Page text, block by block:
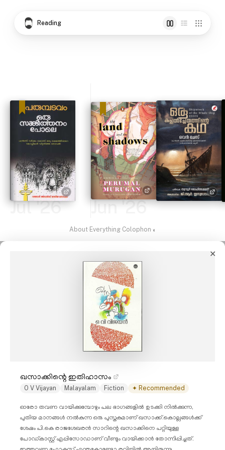
Reading
Jul '26 Jun '26
About· Everything·Colophon·◐
✕
ഖസാക്കിന്റെ ഇതിഹാസം
O V Vijayan Malayalam Fiction ✦ Recommended
ഓരോ തവണ വായിക്കുമ്പോഴും പല ഭാഗങ്ങളിൽ ഉടക്കി നിൽക്കുന്ന,
പുതിയ മാനങ്ങൾ നൽകുന്ന ഒരു പുസ്തകമാണ് ഖസാക്ക്.കൊല്ലങ്ങൾക്ക്
ശേഷം പി.കെ രാജശേഖരൻ സാറിന്റെ ഖസാക്കിനെ പറ്റിയുള്ള
പോഡ്കാസ്റ്റ് എപ്പിസോഡാണ് വീണ്ടും വായിക്കാൻ തോന്നിപ്പിച്ചത്.